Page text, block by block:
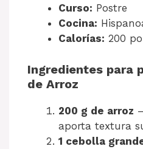
Curso: Postre
Cocina:
Calorías: 200
Ingredientes para
de Arroz
200 g de arroz
aporta textura
1 cebolla